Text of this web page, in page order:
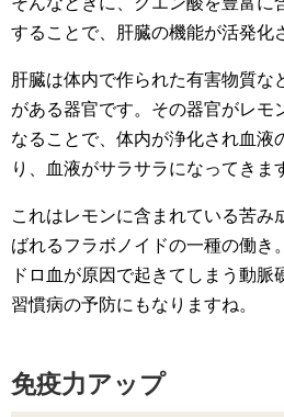
することで、肝臓の機能が活発化
肝臓は体内で作られた有害物質な
がある器官です。その器官がレモ
なることで、体内が浄化され血液
り、血液がサラサラになってきま
これはレモンに含まれている苦み
ばれるフラボノイドの一種の働き
ドロ血が原因で起きてしまう動脈
習慣病の予防にもなりますね。
免疫力アップ